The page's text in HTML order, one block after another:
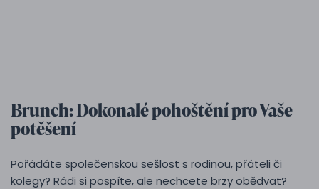
Brunch: Dokonalé pohoštění pro Vaše
potěšení
Pořádáte společenskou sešlost s rodinou, přáteli či
kolegy? Rádi si pospíte, ale nechcete brzy obědvat?